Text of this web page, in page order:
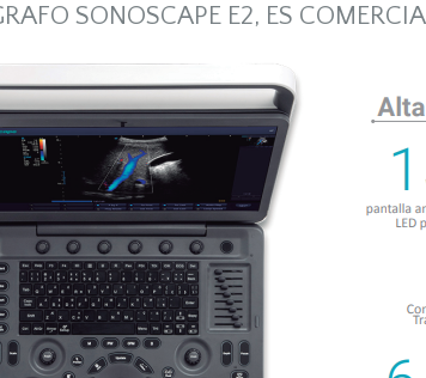
SONOSCAPE E2, ES